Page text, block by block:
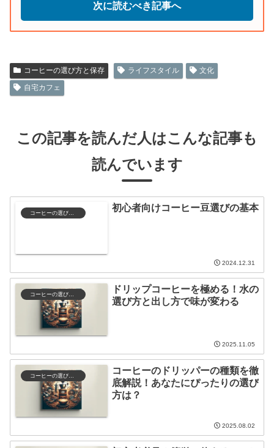
次に読むべき記事へ
コーヒーの選び方と保存 ライフスタイル
文化
自宅カフェ
この記事を読んだ人はこんな記事も
読んでいます
コーヒーの選び方と保存 初心者向けコーヒー豆選びの基本
2024.12.31
コーヒーの選び方と保存
ドリップコーヒーを極める！水の
選び方と出し方で味が変わる
2025.11.05
コーヒーの選び方と保存
コーヒーのドリッパーの種類を徹
底解説！あなたにぴったりの選び
方は？
2025.08.02